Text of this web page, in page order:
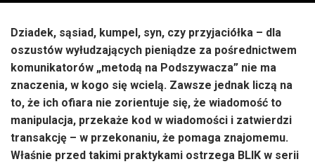
Dziadek, sąsiad, kumpel, syn, czy przyjaciółka – dla
oszustów wyłudzających pieniądze za pośrednictwem
komunikatorów „metodą na Podszywacza” nie ma
znaczenia, w kogo się wcielą. Zawsze jednak liczą na
to, że ich ofiara nie zorientuje się, że wiadomość to
manipulacja, przekaże kod w wiadomości i zatwierdzi
transakcję – w przekonaniu, że pomaga znajomemu.
Właśnie przed takimi praktykami ostrzega BLIK w serii